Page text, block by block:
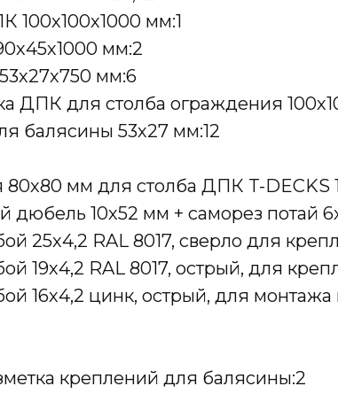
100х100х1000 мм:1
мм:2
мм:6
ДПК для столба ограждения
балясины 53х27 мм:12
80х80 мм для столба ДПК T-DECKS
дюбель 10х52 мм + саморез потай
25х4,2 RAL 8017, сверло для
19х4,2 RAL 8017, острый, для
16х4,2 цинк, острый, для
креплений для балясины:2